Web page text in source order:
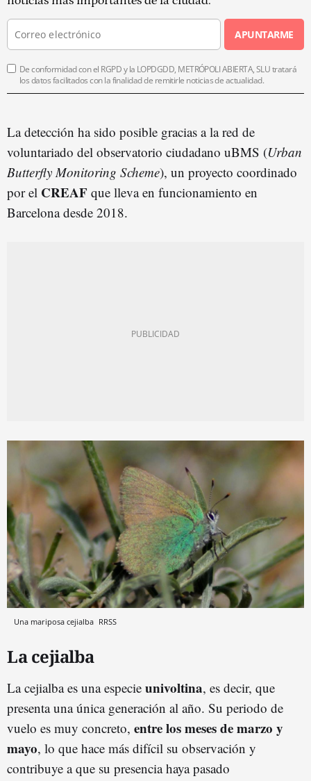
APUNTARME
De conformidad con el RGPD y la LOPDGDD, METRÓPOLI ABIERTA, SLU tratará
los datos facilitados con la finalidad de remitirle noticias de actualidad.
La detección ha sido posible gracias a la red de
voluntariado del observatorio ciudadano uBMS (Urban
Butterfly Monitoring Scheme), un proyecto coordinado
por el CREAF que lleva en funcionamiento en
Barcelona desde 2018.
Una mariposa cejialba RRSS
La cejialba
La cejialba es una especie univoltina, es decir, que
presenta una única generación al año. Su periodo de
vuelo es muy concreto, entre los meses de marzo y
mayo, lo que hace más difícil su observación y
contribuye a que su presencia haya pasado